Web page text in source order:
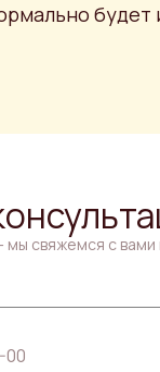
будет
мы свяжемся с